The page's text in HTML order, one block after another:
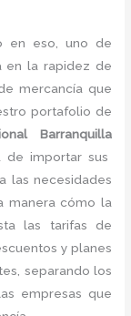
en eso, uno de
en la rapidez de
mercancía que
portafolio de
Barranquilla
de importar sus
las necesidades
manera cómo la
las tarifas de
y planes
separando los
empresas que